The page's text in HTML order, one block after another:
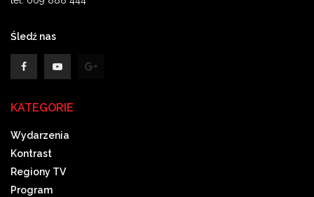
Śledź nas
KATEGORIE
Wydarzenia
Kontrast
Regiony TV
Program